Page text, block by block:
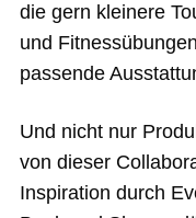
die gern kleinere
und
passende
Und nicht nur
von dieser
Inspiration durch